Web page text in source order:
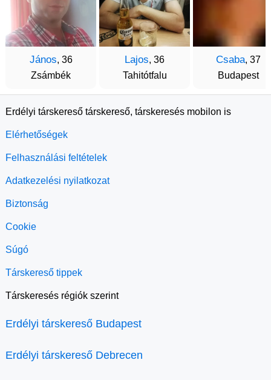
János, 36
Zsámbék
Lajos, 36
Tahitótfalu
Csaba, 37
Budapest
Erdélyi társkereső társkereső, társkeresés mobilon is
Elérhetőségek
Felhasználási feltételek
Adatkezelési nyilatkozat
Biztonság
Cookie
Súgó
Társkereső tippek
Társkeresés régiók szerint
Erdélyi társkereső Budapest
Erdélyi társkereső Debrecen